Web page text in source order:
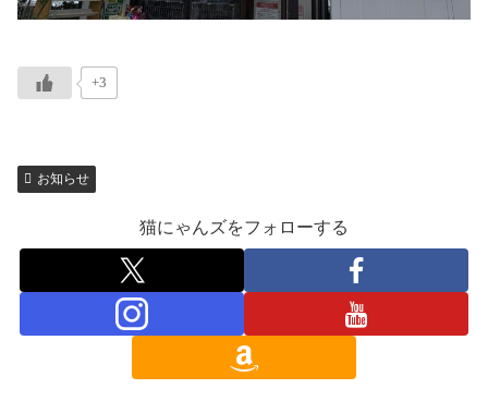
+3
お知らせ
猫にゃんズをフォローする